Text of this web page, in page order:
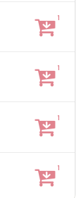
1
1
1
1